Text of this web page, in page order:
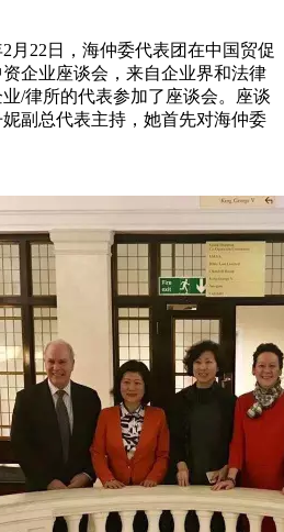
月22日，海仲委代表团在中国贸促
企业座谈会，来自企业界和法律
/律所的代表参加了座谈会。座谈
副总代表主持，她首先对海仲委